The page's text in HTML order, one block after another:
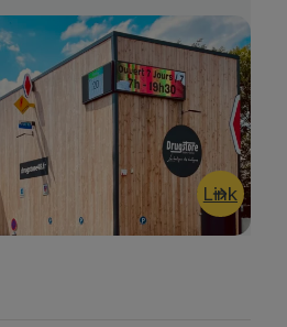
Link